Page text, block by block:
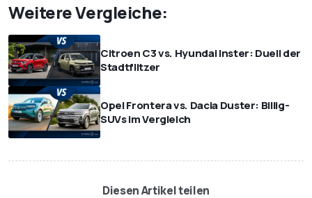
Weitere Vergleiche:
Citroen C3 vs. Hyundai Inster: Duell der
Stadtflitzer
Opel Frontera vs. Dacia Duster: Billig-
SUVs im Vergleich
Diesen Artikel teilen